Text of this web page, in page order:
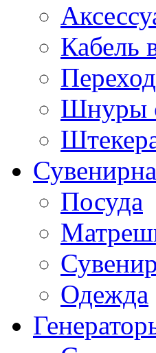
Кабель
Шнуры
Посуда
Одежда